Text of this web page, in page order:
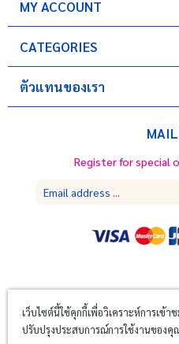
MY ACCOUNT
CATEGORIES
ตัวแทนของเรา
Register for special
เว็บไซต์นี้ใช้คุกกี้เพื่อวิเคราะห์การเข้
ปรับปรุงประสบการณ์การใช้งานของคุ